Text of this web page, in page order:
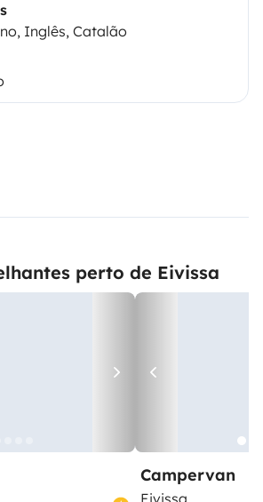
Inglês, Catalão
perto de Eivissa
Campervan